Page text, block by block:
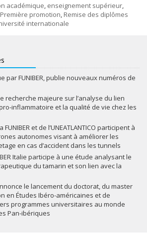
académique, enseignement supérieur,
Première promotion, Remise des diplômes
internationale
par FUNIBER, publie nouveaux numéros de
recherche majeure sur l’analyse du lien
inflammatoire et la qualité de vie chez les
et de l’UNEATLANTICO participent à
autonomes visant à améliorer les
en cas d’accident dans les tunnels
Italie participe à une étude analysant le
du tamarin et son lien avec la
le lancement du doctorat, du master
en Études Ibéro-américaines et de
programmes universitaires au monde
Pan-ibériques